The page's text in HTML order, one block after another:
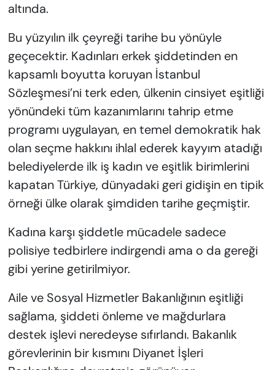
altında.
Bu yüzyılın ilk çeyreği tarihe bu yönüyle
geçecektir. Kadınları erkek şiddetinden en
kapsamlı boyutta koruyan İstanbul
Sözleşmesi’ni terk eden, ülkenin cinsiyet eşitliği
yönündeki tüm kazanımlarını tahrip etme
programı uygulayan, en temel demokratik hak
olan seçme hakkını ihlal ederek kayyım atadığı
belediyelerde ilk iş kadın ve eşitlik birimlerini
kapatan Türkiye, dünyadaki geri gidişin en tipik
örneği ülke olarak şimdiden tarihe geçmiştir.
Kadına karşı şiddetle mücadele sadece
polisiye tedbirlere indirgendi ama o da gereği
gibi yerine getirilmiyor.
Aile ve Sosyal Hizmetler Bakanlığının eşitliği
sağlama, şiddeti önleme ve mağdurlara
destek işlevi neredeyse sıfırlandı. Bakanlık
görevlerinin bir kısmını Diyanet İşleri